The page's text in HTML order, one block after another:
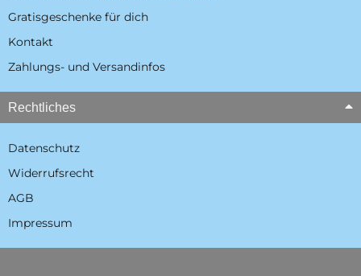
Gratisgeschenke für dich
Kontakt
Zahlungs- und Versandinfos
Rechtliches
Datenschutz
Widerrufsrecht
AGB
Impressum